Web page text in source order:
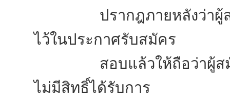
ปรากฎภายหลังว่าผู้สมัค
ไว้ในประกาศรับสมัคร
สอบแล้วให้ถือว่าผู้สมัคร
ไม่มีสิทธิ์ได้รับการ